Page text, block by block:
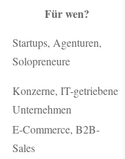
Für wen?
Startups, Agenturen,
Solopreneure
Konzerne, IT-getriebene
Unternehmen
E-Commerce, B2B-
Sales